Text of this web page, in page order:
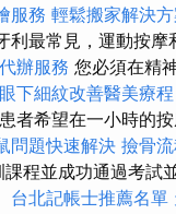
服務 輕鬆搬家解決
利最常見，運動按摩
辦服務 您必須在精
眼下細紋改善醫美療程
患者希望在一小時的
問題快速解決 撿骨
程並成功通過考
台北記帳士推薦名單